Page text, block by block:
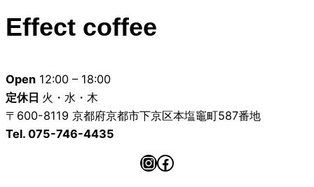
Effect coffee
Open 12:00 – 18:00
定休日 火・水・木
〒600-8119 京都府京都市下京区本塩竈町587番地
Tel. 075-746-4435
Instagram
Facebook